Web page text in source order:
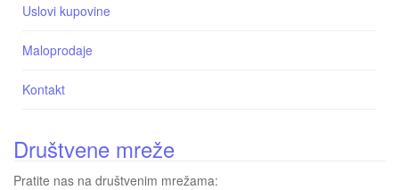
Uslovi kupovine
Maloprodaje
Kontakt
Društvene mreže
Pratite nas na društvenim mrežama: